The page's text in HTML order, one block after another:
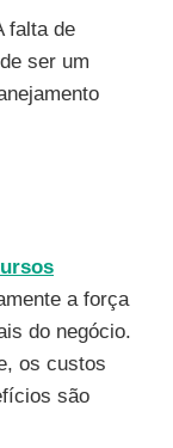
falta de
ser um
a força
do negócio.
os custos
são